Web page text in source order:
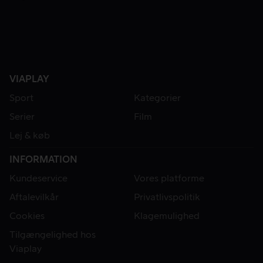
VIAPLAY
Sport
Kategorier
Serier
Film
Lej & køb
INFORMATION
Kundeservice
Vores platforme
Aftalevilkår
Privatlivspolitik
Cookies
Klagemulighed
Tilgængelighed hos
Viaplay